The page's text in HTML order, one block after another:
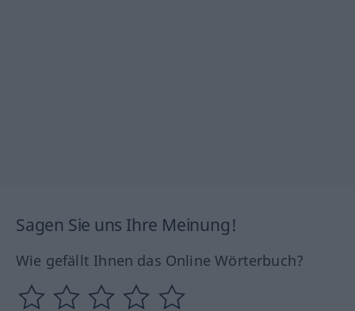
Sagen Sie uns Ihre Meinung!
Wie gefällt Ihnen das Online Wörterbuch?